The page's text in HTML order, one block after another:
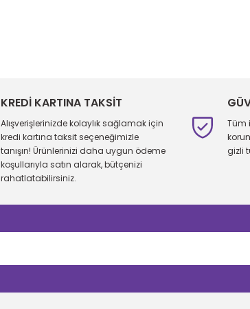
KREDİ KARTINA TAKSİT
Alışverişlerinizde kolaylık sağlamak için
kredi kartına taksit seçeneğimizle
tanışın! Ürünlerinizi daha uygun ödeme
koşullarıyla satın alarak, bütçenizi
rahatlatabilirsiniz.
Tüm
gizli